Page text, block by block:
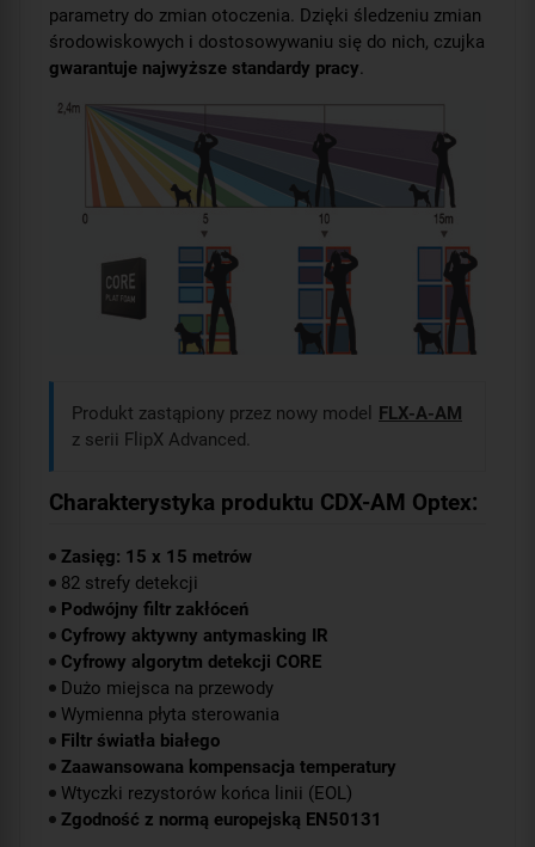
parametry do zmian otoczenia. Dzięki śledzeniu zmian
środowiskowych i dostosowywaniu się do nich, czujka
gwarantuje najwyższe standardy pracy.
Produkt zastąpiony przez nowy model
FLX-A-AM
z serii FlipX Advanced.
Charakterystyka produktu CDX-AM Optex:
Zasięg: 15 x 15 metrów
82 strefy detekcji
Podwójny filtr zakłóceń
Cyfrowy aktywny antymasking IR
Cyfrowy algorytm detekcji CORE
Dużo miejsca na przewody
Wymienna płyta sterowania
Filtr światła białego
Zaawansowana kompensacja temperatury
Wtyczki rezystorów końca linii (EOL)
Zgodność z normą europejską EN50131